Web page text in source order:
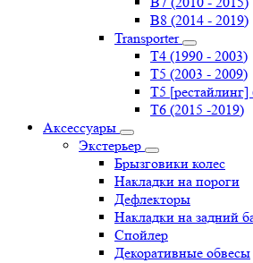
B8 (2014 - 2019)
Transporter
Т4 (1990 - 2003)
Т5 (2003 - 2009)
Т5 [рестайлинг]
Т6 (2015 -2019)
Аксессуары
Экстерьер
Брызговики колес
Накладки на пороги
Дефлекторы
Накладки на задний
Спойлер
Декоративные обвесы